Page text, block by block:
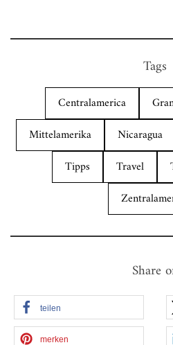
Tags
Centralamerica
Mittelamerika
Nicaragua
Tipps
Travel
Share
teilen
merken